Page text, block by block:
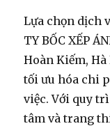
Lựa chọn dịch
TY BỐC XẾP
Hoàn Kiếm,
tối ưu hóa chi
việc. Với quy
tâm và trang